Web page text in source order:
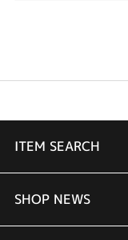
ITEM SEARCH
婚約指輪
SHOP NEWS